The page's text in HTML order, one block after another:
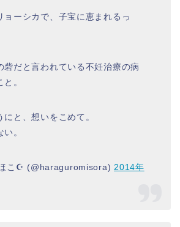
ョーシカで、子宝に恵まれるっ
砦だと言われている不妊治療の病
。
にと、想いをこめて。
。
こ☪ (@haraguromisora) 2014年